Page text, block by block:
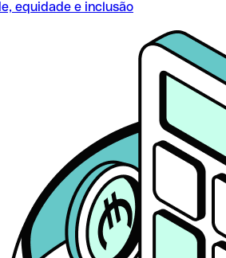
equidade e inclusão